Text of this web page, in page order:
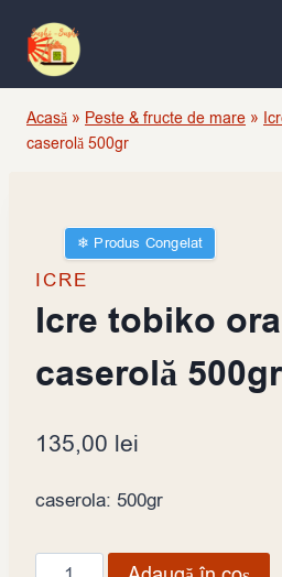
content
Acasă » Peste & fructe de mare »
caserolă 500gr
❄︎ Produs Congelat
ICRE
Icre tobiko
caserolă 500gr
135,00 lei
caserola: 500gr
Cantitate